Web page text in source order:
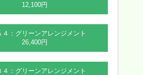
12,100円
４：グリーンアレンジメント
26,400円
４：グリーンアレンジメント